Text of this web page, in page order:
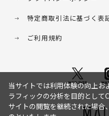
特定商取引法に基づく表
ご利用規約
当サイトでは利用体験の向上お
ラフィックの分析を目的として
サイトの閲覧を継続された場